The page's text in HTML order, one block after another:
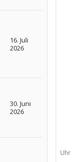
16. Juli
2026
30. Juni
2026
Uhr